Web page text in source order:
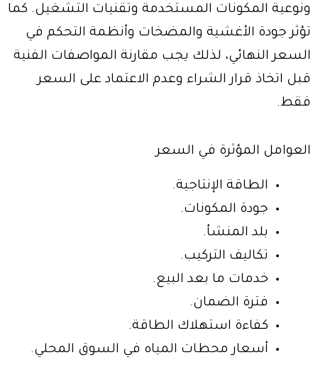
ونوعية المكونات المستخدمة وتقنيات التشغيل. كما
تؤثر جودة الأغشية والمضخات وأنظمة التحكم في
السعر النهائي، لذلك يجب مقارنة المواصفات الفنية
قبل اتخاذ قرار الشراء وعدم الاعتماد على السعر
فقط.
العوامل المؤثرة في السعر
الطاقة الإنتاجية.
جودة المكونات.
بلد المنشأ.
تكاليف التركيب.
خدمات ما بعد البيع.
فترة الضمان.
كفاءة استهلاك الطاقة.
أسعار محطات المياه في السوق المحلي.